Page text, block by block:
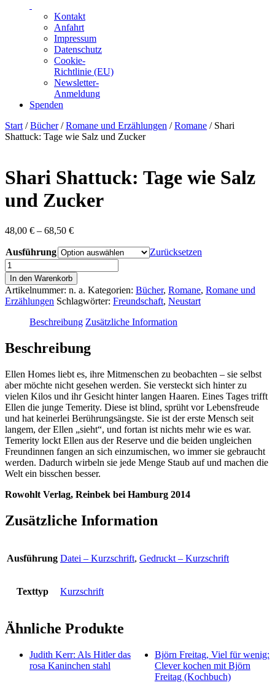
Kontakt
Anfahrt
Impressum
Datenschutz
Cookie-
Richtlinie (EU)
Newsletter-
Anmeldung
Spenden
Skip
to
Start /Bücher/Romane und Erzählungen /Romane / Shari
Shattuck: Tage wie Salz und Zucker
Shari Shattuck: Tage wie Salz
und Zucker
48,00 € – 68,50 €Preisspanne:
bis
68,50 €
Ausführung
Zurücksetzen
Shari
Shattuck:
Tage
wie
Salz
Zucker
Menge
In den Warenkorb
Artikelnummer: n. a. Kategorien: Bücher, Romane, Romane und
Erzählungen Schlagwörter: Freundschaft, Neustart
Beschreibung Zusätzliche Information
Beschreibung
Ellen Homes liebt es, ihre Mitmenschen zu beobachten – sie selbst
aber möchte nicht gesehen werden. Sie versteckt sich hinter zu
vielen Kilos und ihr Gesicht hinter langen Haaren. Eines Tages trifft
Ellen die junge Temerity. Diese ist blind, sprüht vor Lebensfreude
und hat keinerlei Berührungsängste. Sie ist der erste Mensch seit
langem, der Ellen „sieht“, und fortan ist nichts mehr wie es war.
Temerity lockt Ellen aus der Reserve und die beiden ungleichen
Freundinnen fangen an sich einzumischen, wo immer sie gebraucht
werden. Dadurch wirbeln sie jede Menge Staub auf und machen die
Welt ein bisschen besser.
Rowohlt Verlag, Reinbek bei Hamburg 2014
Zusätzliche Information
Ausführung Datei – Kurzschrift, Gedruckt – Kurzschrift
Texttyp Kurzschrift
Ähnliche Produkte
Judith Kerr: Als Hitler das
rosa Kaninchen stahl
Björn Freitag, Viel für wenig:
Clever kochen mit Björn
Freitag (Kochbuch)